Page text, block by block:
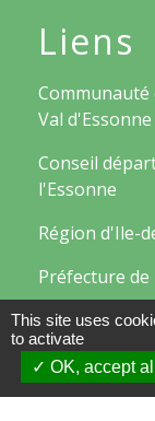
Liens
Communauté
Val d'Essonne
Conseil
l'Essonne
Région d'Ile-
Préfecture de
Mentions
Accessibilité -
This site uses
to activate
OK, accept all